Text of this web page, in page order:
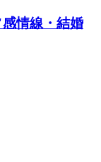
情線・結婚